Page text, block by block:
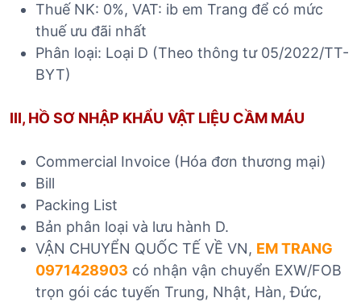
Thuế NK: 0%, VAT: ib em Trang để có mức
thuế ưu đãi nhất
Phân loại: Loại D (Theo thông tư 05/2022/TT-
BYT)
III, HỒ SƠ NHẬP KHẨU VẬT LIỆU CẦM MÁU
Commercial Invoice (Hóa đơn thương mại)
Bill
Packing List
Bản phân loại và lưu hành D.
VẬN CHUYỂN QUỐC TẾ VỀ VN, EM TRANG
0971428903 có nhận vận chuyển EXW/FOB
trọn gói các tuyến Trung, Nhật, Hàn, Đức,